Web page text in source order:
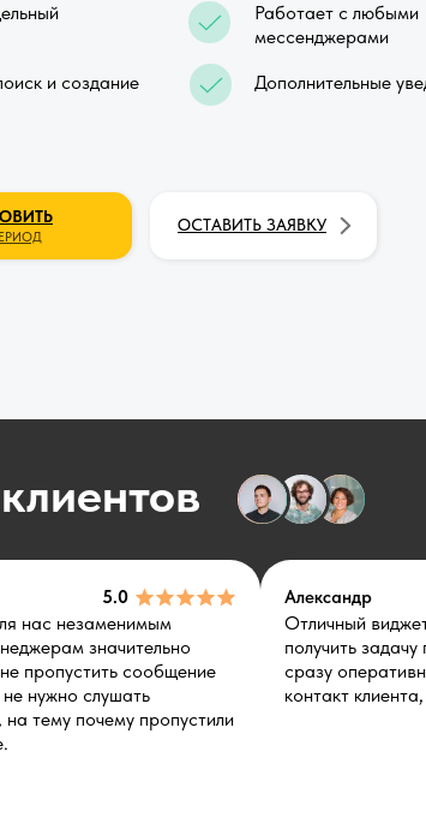
ОСТАВИТЬ ЗАЯВКУ
и создание
Дополнительные
Работает с любыми
мессенджерами
5.0
нас незаменимым
значительно
пропустить сообщение
нужно слушать
тему почему пропустили
Александр
Отличный
получить
сразу
контакт